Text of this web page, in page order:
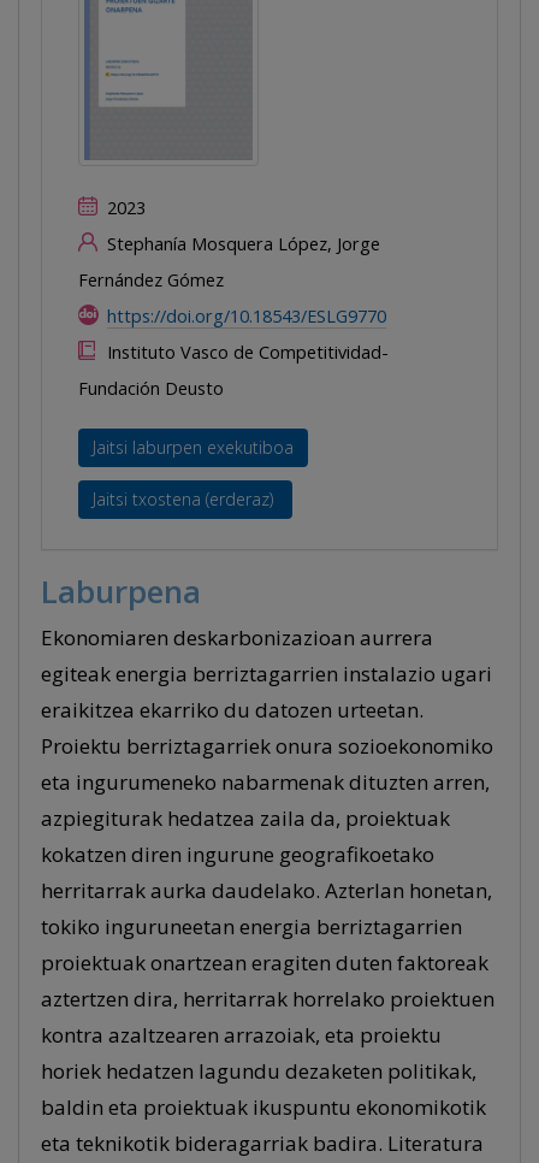
2023
Stephanía Mosquera López, Jorge
Fernández Gómez
https://doi.org/10.18543/ESLG9770
Instituto Vasco de Competitividad-
Fundación Deusto
Jaitsi laburpen exekutiboa
Jaitsi txostena (erderaz)
Laburpena
Ekonomiaren deskarbonizazioan aurrera
egiteak energia berriztagarrien instalazio ugari
eraikitzea ekarriko du datozen urteetan.
Proiektu berriztagarriek onura sozioekonomiko
eta ingurumeneko nabarmenak dituzten arren,
azpiegiturak hedatzea zaila da, proiektuak
kokatzen diren ingurune geografikoetako
herritarrak aurka daudelako. Azterlan honetan,
tokiko inguruneetan energia berriztagarrien
proiektuak onartzean eragiten duten faktoreak
aztertzen dira, herritarrak horrelako proiektuen
kontra azaltzearen arrazoiak, eta proiektu
horiek hedatzen lagundu dezaketen politikak,
baldin eta proiektuak ikuspuntu ekonomikotik
eta teknikotik bideragarriak badira. Literatura